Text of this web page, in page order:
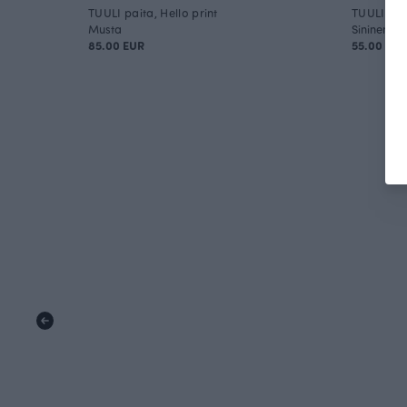
TUULI paita, Hello print
Musta
85.00 EUR
TUULI
Sininen
55.00 EUR